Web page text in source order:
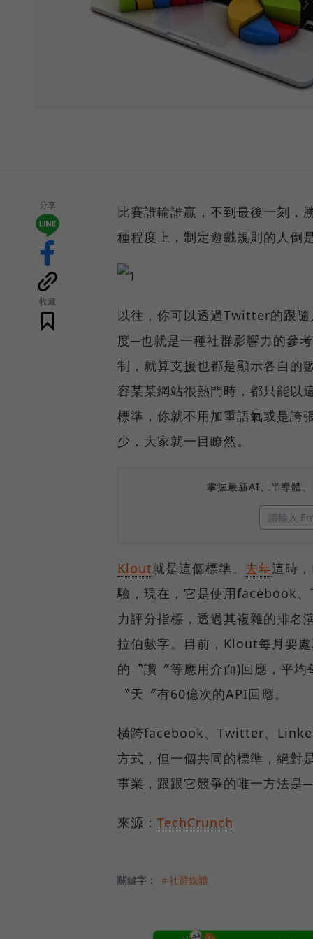
分享
收藏
比賽誰輸誰贏，不到最後一刻，
種程度上，制定遊戲規則的人倒
以往，你可以透過Twitter的跟
度─也就是一種社群影響力的參
制，就算支援也都是顯示各自的
容某某網站很熱門時，都只能以
標準，你就不用加重語氣或是誇
少，大家就一目瞭然。
掌握最新AI、半導體
Klout就是這個標準。 去年這時
驗，現在，它是使用facebook
力評分指標，透過其複雜的排名
拉伯數字。目前，Klout每月要
的〝讚〞等應用介面)回應，平
〝天〞有60億次的API回應。
橫跨facebook、Twitter、
方式，但一個共同的標準，絕對
事業，跟跟它競爭的唯一方法是
來源： TechCrunch
關鍵字： ＃社群媒體